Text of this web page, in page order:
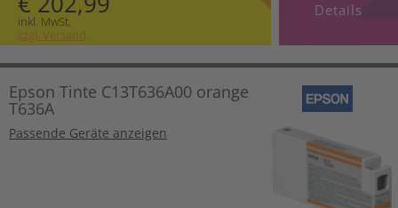
inkl. MwSt.
zzgl. Versand
Details
Epson Tinte C13T636A00 orange
T636A
Passende Geräte anzeigen